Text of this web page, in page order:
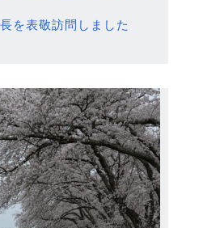
を表敬訪問しました